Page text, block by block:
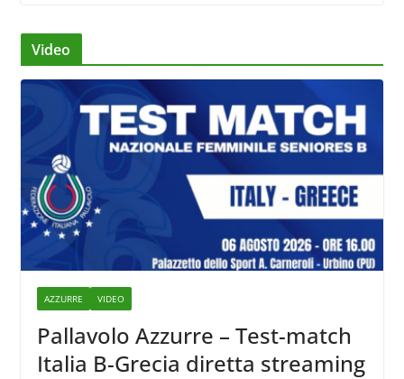
Video
AZZURRE VIDEO
Pallavolo Azzurre – Test-match
Italia B-Grecia diretta streaming